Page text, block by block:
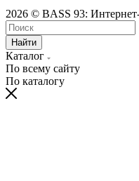
2026 © BASS 93: Интернет-
Найти
Каталог
По всему сайту
По каталогу